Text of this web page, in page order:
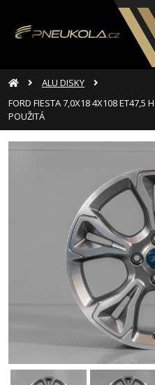
ALU DISKY
FORD FIESTA 7,0X18 4X108 ET47,5
POUŽITÁ